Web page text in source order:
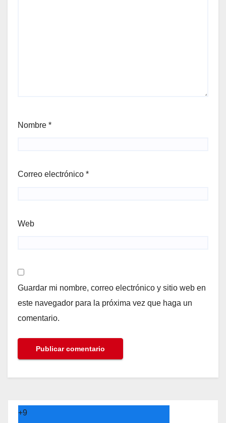
Nombre *
Correo electrónico *
Web
Guardar mi nombre, correo electrónico y sitio web en
este navegador para la próxima vez que haga un
comentario.
+9